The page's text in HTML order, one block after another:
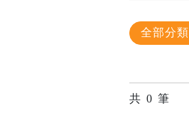
全部分類
共 0 筆